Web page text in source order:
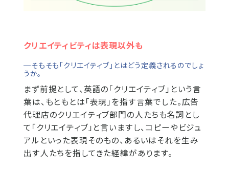
クリエイティビティは表現以外も
─そもそも「クリエイティブ」とはどう定義されるのでしょ
うか。
まず前提として、英語の「クリエイティブ」という言
葉は、もともとは「表現」を指す言葉でした。広告
代理店のクリエイティブ部門の人たちも名詞とし
て「クリエイティブ」と言いますし、コピーやビジュ
アルといった表現そのもの、あるいはそれを生み
出す人たちを指してきた経緯があります。